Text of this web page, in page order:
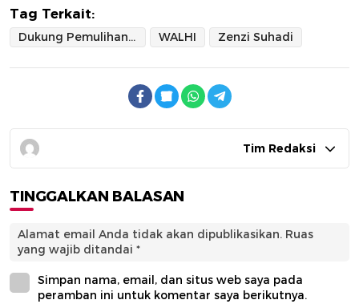
Tag Terkait:
Dukung Pemulihan Lingkungan WALHI Zenzi Suhadi
Tim Redaksi
TINGGALKAN BALASAN
Alamat email Anda tidak akan dipublikasikan. Ruas
yang wajib ditandai *
Simpan nama, email, dan situs web saya pada
peramban ini untuk komentar saya berikutnya.